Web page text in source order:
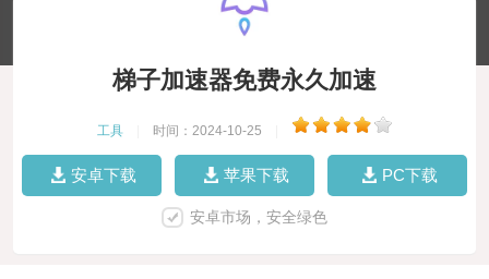
梯子加速器免费永久加速
工具 时间：2024-10-25
安卓下载 苹果下载 PC下载
安卓市场，安全绿色